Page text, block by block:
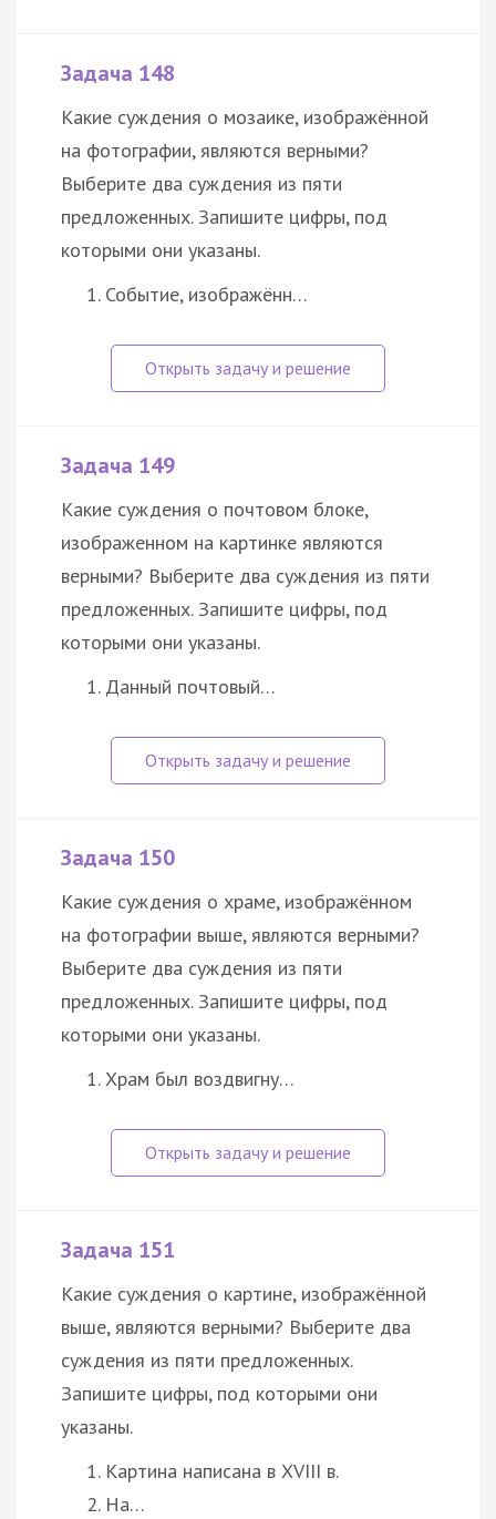
Задача 148
Какие суждения о мозаике, изображённой
на фотографии, являются верными?
Выберите два суждения из пяти
предложенных. Запишите цифры, под
которыми они указаны.
Событие, изображённ…
Задача 149
Какие суждения о почтовом блоке,
изображенном на картинке являются
верными? Выберите два суждения из пяти
предложенных. Запишите цифры, под
которыми они указаны.
Данный почтовый…
Задача 150
Какие суждения о храме, изображённом
на фотографии выше, являются верными?
Выберите два суждения из пяти
предложенных. Запишите цифры, под
которыми они указаны.
Храм был воздвигну…
Задача 151
Какие суждения о картине, изображённой
выше, являются верными? Выберите два
суждения из пяти предложенных.
Запишите цифры, под которыми они
указаны.
Картина написана в XVIII в.
На…